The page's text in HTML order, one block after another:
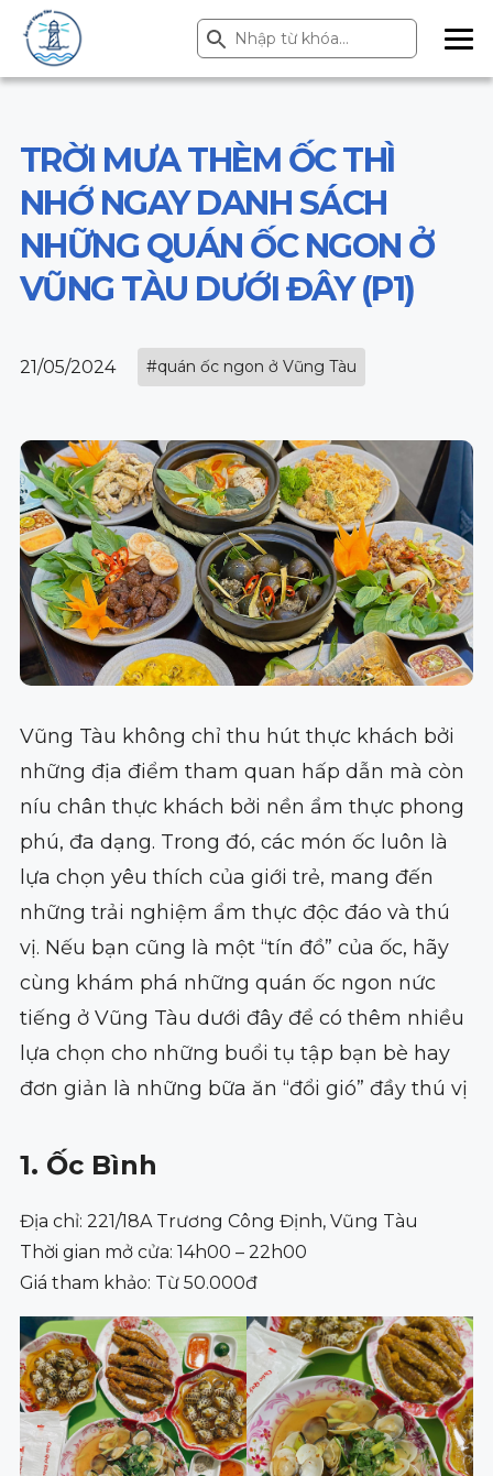
Search
for:
Search Button
ME
NU
TRỜI MƯA THÈM ỐC THÌ
NHỚ NGAY DANH SÁCH
NHỮNG QUÁN ỐC NGON Ở
VŨNG TÀU DƯỚI ĐÂY (P1)
21/05/2024 #quán ốc ngon ở Vũng Tàu
Vũng Tàu không chỉ thu hút thực khách bởi
những địa điểm tham quan hấp dẫn mà còn
níu chân thực khách bởi nền ẩm thực phong
phú, đa dạng. Trong đó, các món ốc luôn là
lựa chọn yêu thích của giới trẻ, mang đến
những trải nghiệm ẩm thực độc đáo và thú
vị. Nếu bạn cũng là một “tín đồ” của ốc, hãy
cùng khám phá những quán ốc ngon nức
tiếng ở Vũng Tàu dưới đây để có thêm nhiều
lựa chọn cho những buổi tụ tập bạn bè hay
đơn giản là những bữa ăn “đổi gió” đầy thú vị
1. Ốc Bình
Địa chỉ: 221/18A Trương Công Định, Vũng Tàu
Thời gian mở cửa: 14h00 – 22h00
Giá tham khảo: Từ 50.000đ